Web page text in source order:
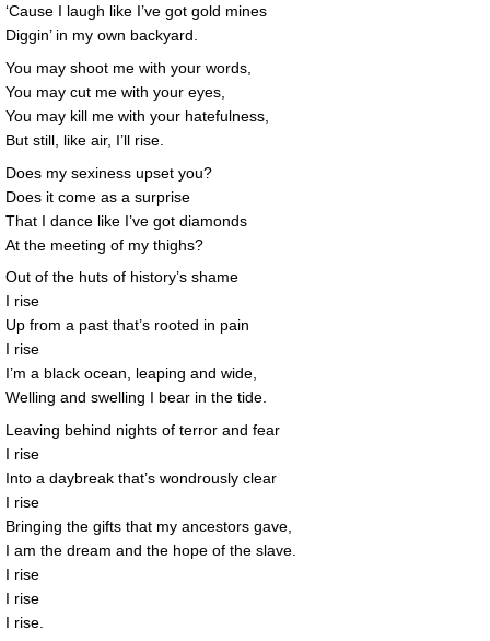
‘Cause I laugh like I’ve got gold mines
Diggin’ in my own backyard.
You may shoot me with your words,
You may cut me with your eyes,
You may kill me with your hatefulness,
But still, like air, I’ll rise.
Does my sexiness upset you?
Does it come as a surprise
That I dance like I’ve got diamonds
At the meeting of my thighs?
Out of the huts of history’s shame
I rise
Up from a past that’s rooted in pain
I rise
I’m a black ocean, leaping and wide,
Welling and swelling I bear in the tide.
Leaving behind nights of terror and fear
I rise
Into a daybreak that’s wondrously clear
I rise
Bringing the gifts that my ancestors gave,
I am the dream and the hope of the slave.
I rise
I rise
I rise.